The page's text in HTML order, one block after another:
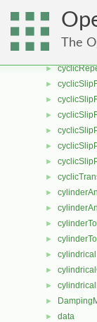
The
►
►
►
►
►
►
►
►
►
►
►
►
►
►
►
► cylindrical
►
►
►
► data